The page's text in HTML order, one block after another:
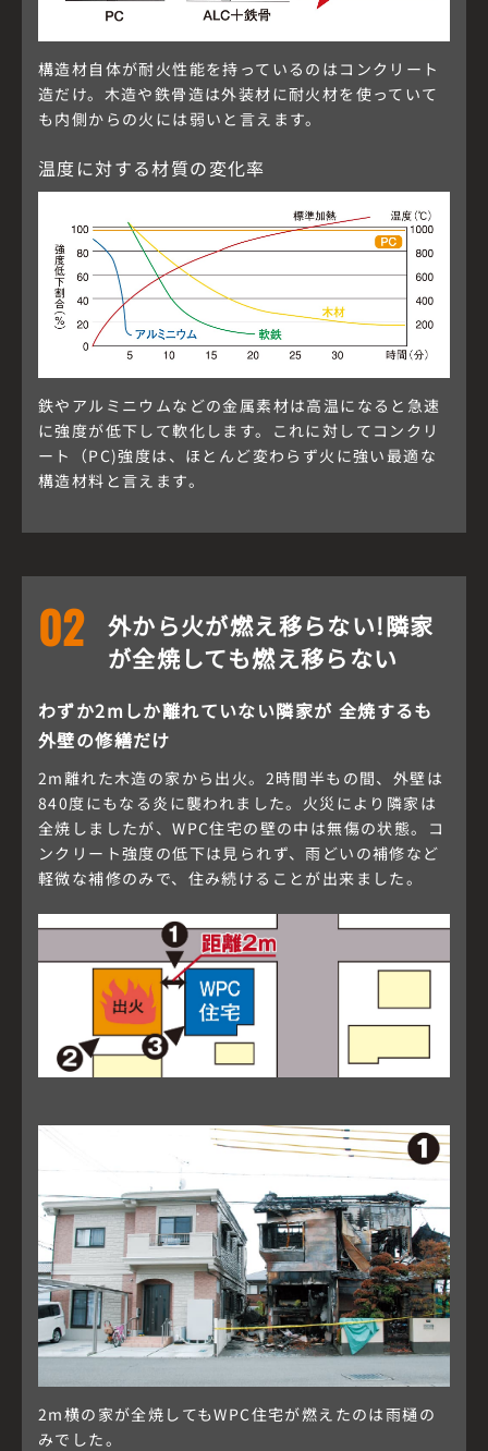
構造材自体が耐火性能を持っているのはコンクリート
造だけ。木造や鉄骨造は外装材に耐火材を使っていて
も内側からの火には弱いと言えます。
温度に対する材質の変化率
鉄やアルミニウムなどの金属素材は高温になると急速
に強度が低下して軟化します。これに対してコンクリ
ート（PC)強度は、ほとんど変わらず火に強い最適な
構造材料と言えます。
02
外から火が燃え移らない!隣家
が全焼しても燃え移らない
わずか2mしか離れていない隣家が 全焼するも
外壁の修繕だけ
2m離れた木造の家から出火。2時間半もの間、外壁は
840度にもなる炎に襲われました。火災により隣家は
全焼しましたが、WPC住宅の壁の中は無傷の状態。コ
ンクリート強度の低下は見られず、雨どいの補修など
軽微な補修のみで、住み続けることが出来ました。
2m横の家が全焼してもWPC住宅が燃えたのは雨樋の
みでした。